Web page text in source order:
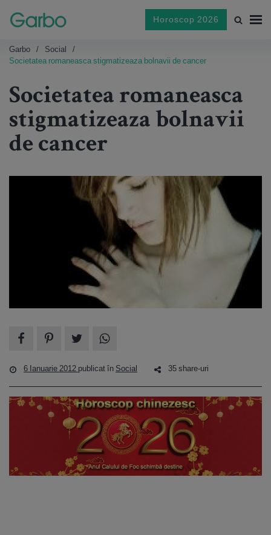
Horoscop 2026
Garbo
Social
Societatea romaneasca stigmatizeaza bolnavii de cancer
Societatea romaneasca
stigmatizeaza bolnavii
de cancer
6 Ianuarie 2012 publicat în Social 35 share-uri